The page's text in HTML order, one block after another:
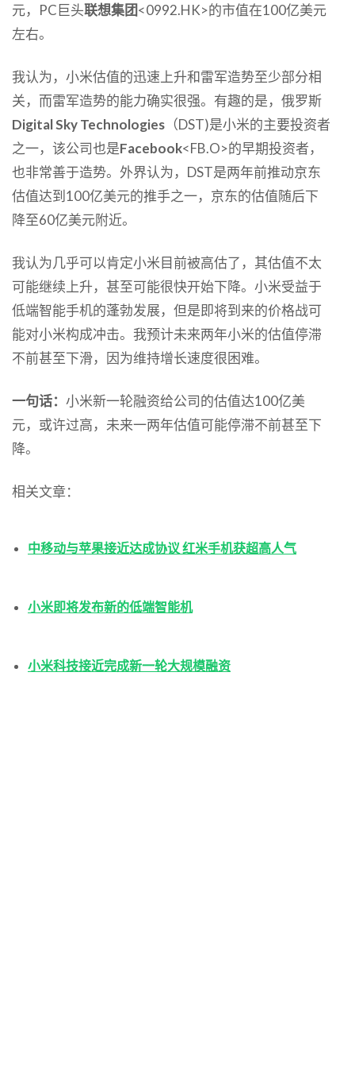
元，PC巨头联想集团<0992.HK>的市值在100亿美元
左右。
我认为，小米估值的迅速上升和雷军造势至少部分相
关，而雷军造势的能力确实很强。有趣的是，俄罗斯
Digital Sky Technologies （DST)是小米的主要投资者
之一，该公司也是Facebook<FB.O>的早期投资者，
也非常善于造势。外界认为，DST是两年前推动京东
估值达到100亿美元的推手之一，京东的估值随后下
降至60亿美元附近。
我认为几乎可以肯定小米目前被高估了，其估值不太
可能继续上升，甚至可能很快开始下降。小米受益于
低端智能手机的蓬勃发展，但是即将到来的价格战可
能对小米构成冲击。我预计未来两年小米的估值停滞
不前甚至下滑，因为维持增长速度很困难。
一句话： 小米新一轮融资给公司的估值达100亿美
元，或许过高，未来一两年估值可能停滞不前甚至下
降。
相关文章：
中移动与苹果接近达成协议 红米手机获超高人气
小米即将发布新的低端智能机
小米科技接近完成新一轮大规模融资